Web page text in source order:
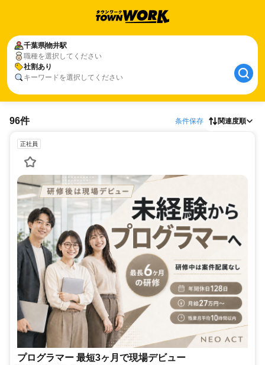
千葉県物井駅
職種を選択してください
社割あり
キーワードを選択してください
96件 条件保存 関連度順
正社員
プログラマー 最短3ヶ月で現場デビュー